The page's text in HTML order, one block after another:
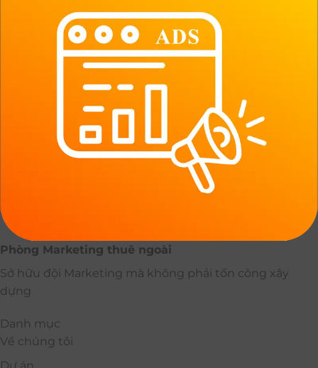
Phòng Marketing thuê ngoài
Sở hữu đội Marketing mà không phải tốn công xây
dựng
Danh mục
Về chúng tôi